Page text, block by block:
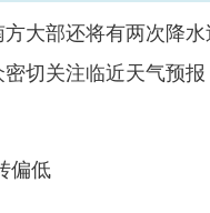
大部还将有两次降水
切关注临近天气预
偏低